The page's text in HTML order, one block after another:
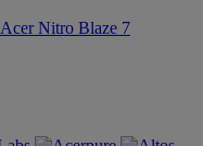
Acer Nitro Blaze 7